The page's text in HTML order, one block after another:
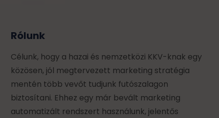
Rólunk
Célunk, hogy a hazai és nemzetközi KKV-knak egy
közösen, jól megtervezett marketing stratégia
mentén több vevőt tudjunk futószalagon
biztosítani. Ehhez egy már bevált marketing
automatizált rendszert használunk, jelentős